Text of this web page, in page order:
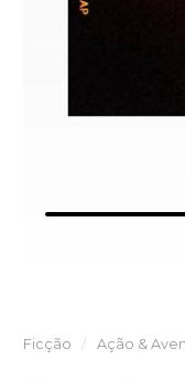
Ficção Ação &